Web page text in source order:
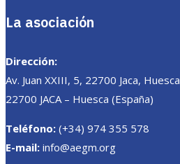
La asociación
Dirección:
Av. Juan XXIII, 5, 22700 Jaca, Huesca
22700 JACA – Huesca (España)
Teléfono: (+34) 974 355 578
E-mail: info@aegm.org